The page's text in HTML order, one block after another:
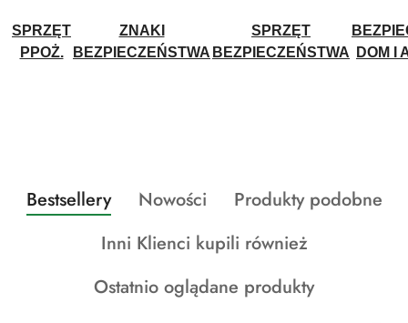
SPRZĘT
PPOŻ.
ZNAKI
BEZPIECZEŃSTWA
SPRZĘT
BEZPIECZEŃSTWA
DOM I
Pomiń karuzelę produktów
Produkty
o
Bestsellery
Produkty
statusie:
Nowości
Produkty
statusie:
Produkty podobne
Produkty
statusie:
Inni Klienci kupili również
Produkty
Ostatnio oglądane produkty